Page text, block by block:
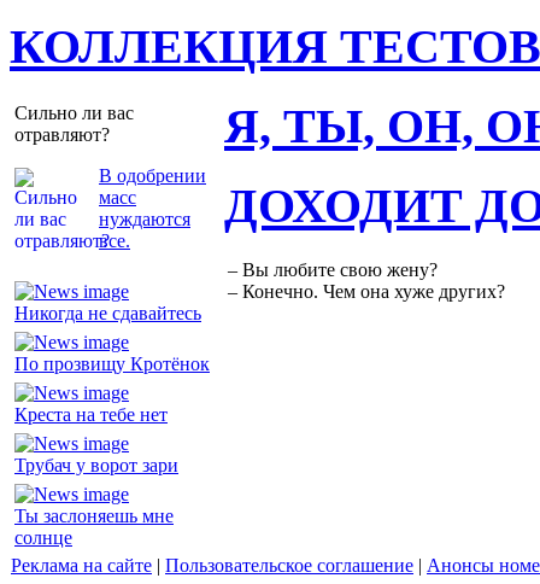
КОЛЛЕКЦИЯ ТЕСТОВ
Сильно ли вас
отравляют?
В одобрении
масс
нуждаются
все.
Я, ТЫ, ОН,
Никогда не сдавайтесь
По прозвищу Кротёнок
Креста на тебе нет
Трубач у ворот зари
Ты заслоняешь мне
солнце
ДОХОДИТ
– Вы любите свою жену?
– Конечно. Чем она хуже других?
Реклама на сайте | Пользовательское соглашение | Анонсы